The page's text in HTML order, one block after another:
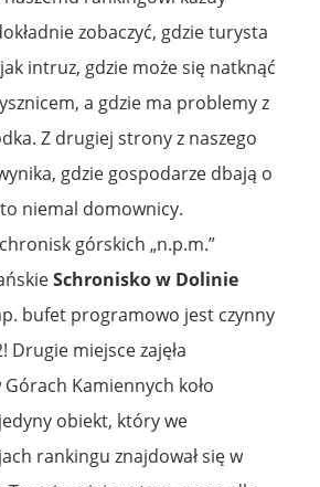
zobaczyć, gdzie turysta
intruz, gdzie może się natknąć
a gdzie ma problemy z
Z drugiej strony z naszego
gdzie gospodarze dbają o
niemal domownicy.
górskich „n.p.m.”
Schronisko w Dolinie
bufet programowo jest czynny
Drugie miejsce zajęła
Górach Kamiennych koło
obiekt, który we
rankingu znajdował się w